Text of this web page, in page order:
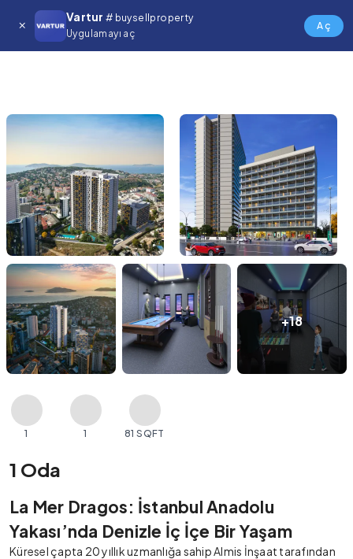
Vartur # buysellproperty
Uygulamayı aç
Aç
+18
1 1 81 SQFT
1 Oda
La Mer Dragos: İstanbul Anadolu
Yakası’nda Denizle İç İçe Bir Yaşam
Küresel çapta 20 yıllık uzmanlığa sahip Almis İnşaat tarafından